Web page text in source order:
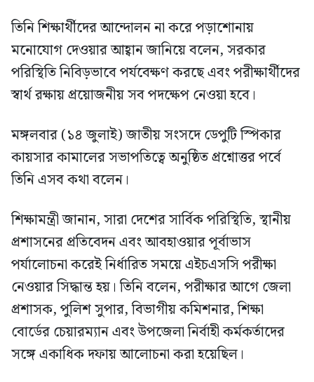
তিনি শিক্ষার্থীদের আন্দোলন না করে পড়াশোনায়
মনোযোগ দেওয়ার আহ্বান জানিয়ে বলেন, সরকার
পরিস্থিতি নিবিড়ভাবে পর্যবেক্ষণ করছে এবং পরীক্ষার্থীদের
স্বার্থ রক্ষায় প্রয়োজনীয় সব পদক্ষেপ নেওয়া হবে।
মঙ্গলবার (১৪ জুলাই) জাতীয় সংসদে ডেপুটি স্পিকার
কায়সার কামালের সভাপতিত্বে অনুষ্ঠিত প্রশ্নোত্তর পর্বে
তিনি এসব কথা বলেন।
শিক্ষামন্ত্রী জানান, সারা দেশের সার্বিক পরিস্থিতি, স্থানীয়
প্রশাসনের প্রতিবেদন এবং আবহাওয়ার পূর্বাভাস
পর্যালোচনা করেই নির্ধারিত সময়ে এইচএসসি পরীক্ষা
নেওয়ার সিদ্ধান্ত হয়। তিনি বলেন, পরীক্ষার আগে জেলা
প্রশাসক, পুলিশ সুপার, বিভাগীয় কমিশনার, শিক্ষা
বোর্ডের চেয়ারম্যান এবং উপজেলা নির্বাহী কর্মকর্তাদের
সঙ্গে একাধিক দফায় আলোচনা করা হয়েছিল।